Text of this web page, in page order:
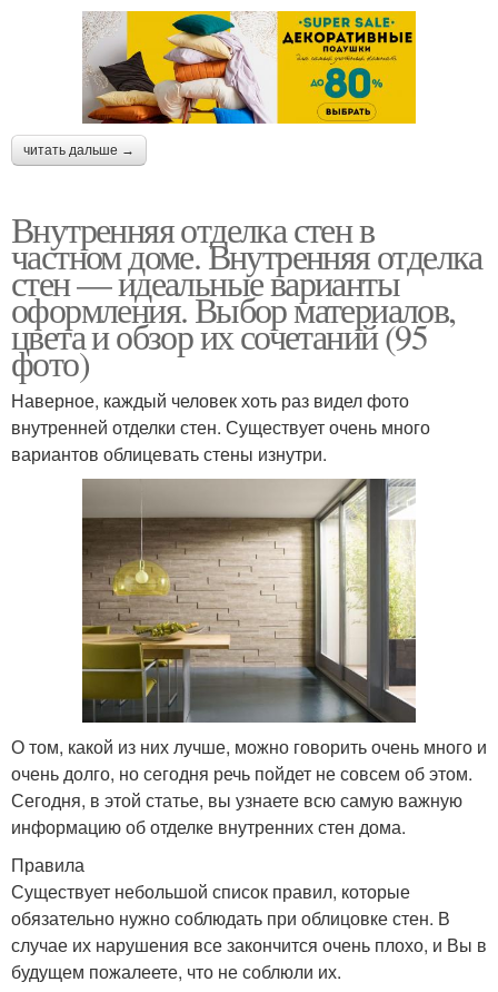
читать дальше →
Внутренняя отделка стен в
частном доме. Внутренняя отделка
стен — идеальные варианты
оформления. Выбор материалов,
цвета и обзор их сочетаний (95
фото)
Наверное, каждый человек хоть раз видел фото
внутренней отделки стен. Существует очень много
вариантов облицевать стены изнутри.
О том, какой из них лучше, можно говорить очень много и
очень долго, но сегодня речь пойдет не совсем об этом.
Сегодня, в этой статье, вы узнаете всю самую важную
информацию об отделке внутренних стен дома.
Правила
Существует небольшой список правил, которые
обязательно нужно соблюдать при облицовке стен. В
случае их нарушения все закончится очень плохо, и Вы в
будущем пожалеете, что не соблюли их.